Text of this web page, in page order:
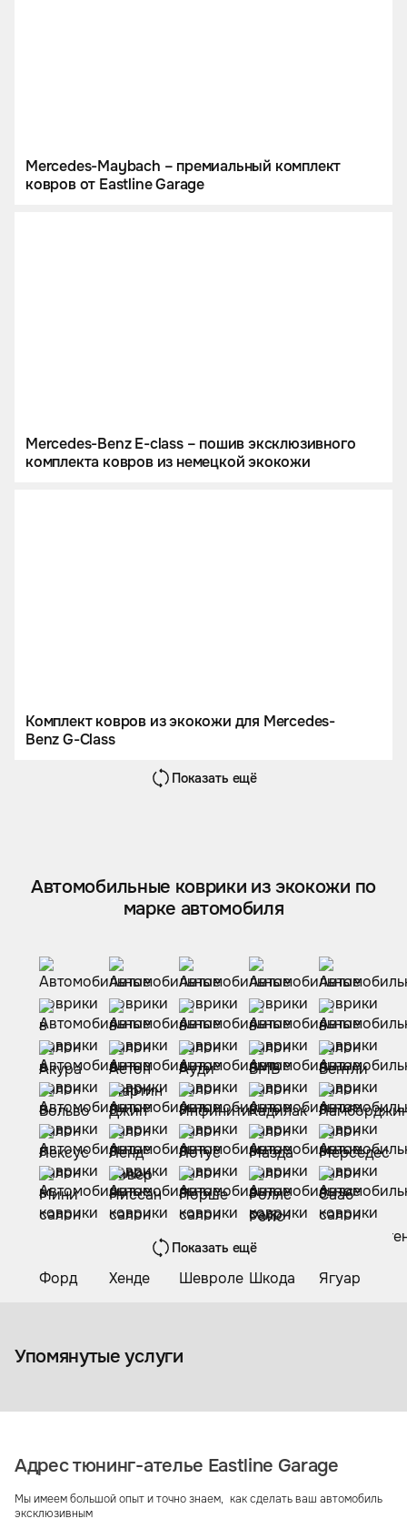
Mercedes-Maybach – премиальный комплект
ковров от Eastline Garage
Mercedes-Benz E-class – пошив эксклюзивного
комплекта ковров из немецкой экокожи
Комплект ковров из экокожи для Mercedes-
Benz G-Class
Показать ещё
Автомобильные коврики из экокожи по
марке автомобиля
Показать ещё
Упомянутые услуги
Коврики из экокожи
Адрес тюнинг-ателье Eastline Garage
Мы имеем большой опыт и точно знаем, как сделать ваш автомобиль
эксклюзивным